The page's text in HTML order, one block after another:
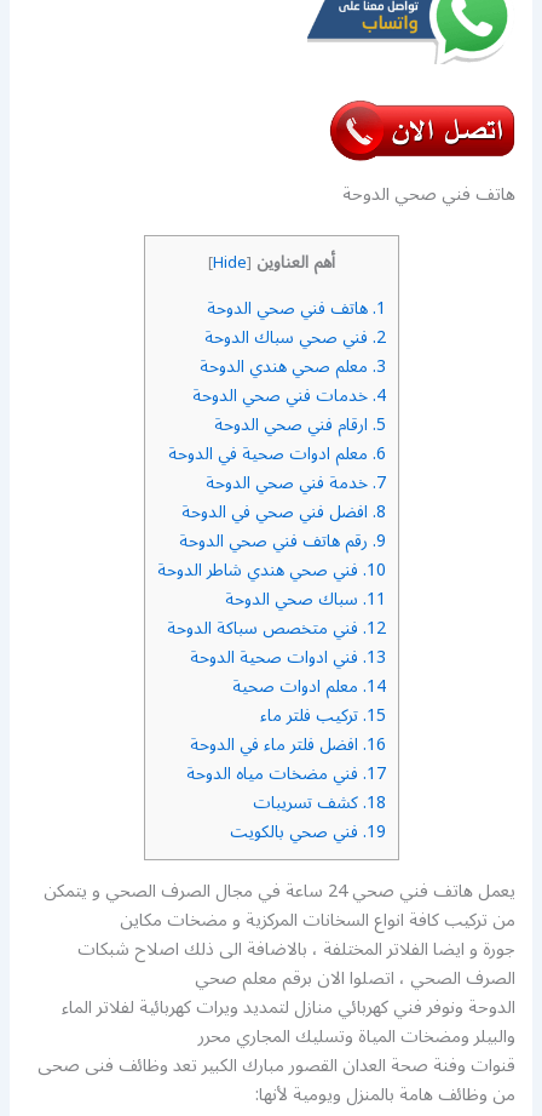
هاتف فني صحي الدوحة
أهم العناوين [
Hide
]
1. هاتف فني صحي الدوحة
2. فني صحي سباك الدوحة
3. معلم صحي هندي الدوحة
4. خدمات فني صحي الدوحة
5. ارقام فني صحي الدوحة
6. معلم ادوات صحية في الدوحة
7. خدمة فني صحي الدوحة
8. افضل فني صحي في الدوحة
9. رقم هاتف فني صحي الدوحة
10. فني صحي هندي شاطر الدوحة
11. سباك صحي الدوحة
12. فني متخصص سباكة الدوحة
13. فني ادوات صحية الدوحة
14. معلم ادوات صحية
15. تركيب فلتر ماء
16. افضل فلتر ماء في الدوحة
17. فني مضخات مياه الدوحة
18. كشف تسريبات
19. فني صحي بالكويت
يعمل هاتف فني صحي 24 ساعة في مجال الصرف الصحي و يتمكن
من تركيب كافة انواع السخانات المركزية و مضخات مكاين
جورة و ايضا الفلاتر المختلفة ، بالاضافة الى ذلك اصلاح شبكات
الصرف الصحي ، اتصلوا الان برقم معلم صحي
الدوحة ونوفر فني كهربائي منازل لتمديد ويرات كهربائية لفلاتر الماء
والبيلر ومضخات المياة وتسليك المجاري محرر
قنوات وفنة صحة العدان القصور مبارك الكبير تعد وظائف فنى صحى
من وظائف هامة بالمنزل ويومية لأنها: